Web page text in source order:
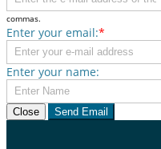
commas.
Enter your email:*
Enter your name:
Close Send Email